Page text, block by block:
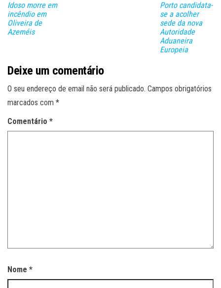
Idoso morre em
incêndio em
Oliveira de
Azeméis
Porto candidata-
se a acolher
sede da nova
Autoridade
Aduaneira
Europeia
Deixe um comentário
O seu endereço de email não será publicado. Campos obrigatórios
marcados com *
Comentário *
Nome *